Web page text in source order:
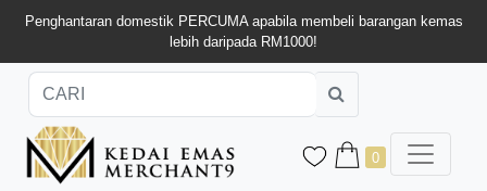
Penghantaran domestik PERCUMA apabila membeli barangan kemas
lebih daripada RM1000!
0